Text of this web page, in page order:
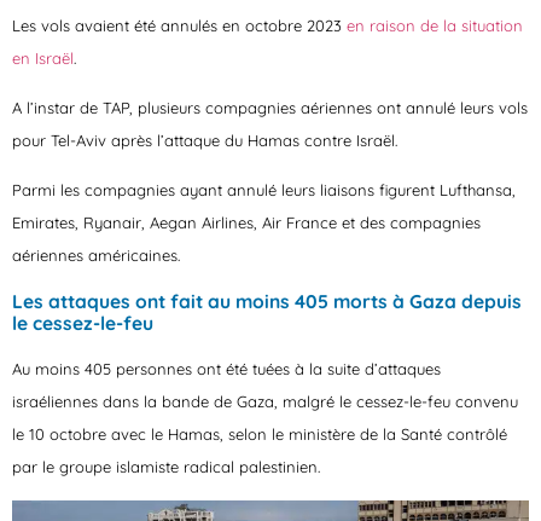
Les vols avaient été annulés en octobre 2023 en raison de la situation
en Israël.
A l’instar de TAP, plusieurs compagnies aériennes ont annulé leurs vols
pour Tel-Aviv après l’attaque du Hamas contre Israël.
Parmi les compagnies ayant annulé leurs liaisons figurent Lufthansa,
Emirates, Ryanair, Aegan Airlines, Air France et des compagnies
aériennes américaines.
Les attaques ont fait au moins 405 morts à Gaza depuis
le cessez-le-feu
Au moins 405 personnes ont été tuées à la suite d’attaques
israéliennes dans la bande de Gaza, malgré le cessez-le-feu convenu
le 10 octobre avec le Hamas, selon le ministère de la Santé contrôlé
par le groupe islamiste radical palestinien.